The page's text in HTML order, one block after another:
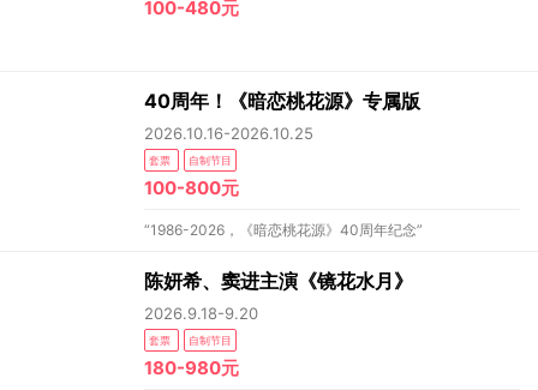
100-480元
40周年！《暗恋桃花源》专属版
2026.10.16-2026.10.25
套票 自制节目
100-800元
“1986-2026，《暗恋桃花源》40周年纪念”
陈妍希、窦进主演《镜花水月》
2026.9.18-9.20
套票 自制节目
180-980元